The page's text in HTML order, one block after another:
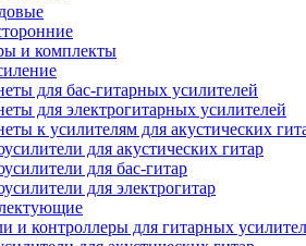
и комплекты
для бас-гитарных усилителей
для электрогитарных усилителей
к усилителям для акустических
для акустических гитар
для бас-гитар
для электрогитар
и контроллеры для гитарных